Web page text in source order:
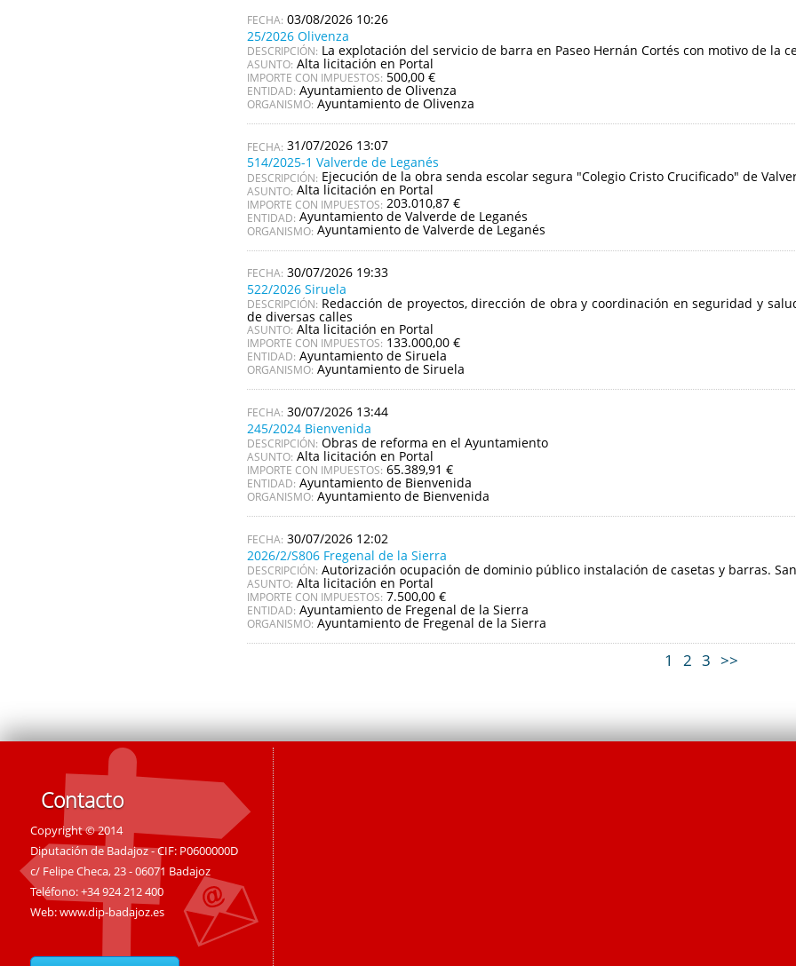
03/08/2026 10:26
25/2026 Olivenza
DESCRIPCIÓN: La explotación del servicio de barra en Paseo Hernán Cortés con motivo de la
ASUNTO: Alta licitación en Portal
IMPORTE CON IMPUESTOS: 500,00 €
ENTIDAD: Ayuntamiento de Olivenza
ORGANISMO: Ayuntamiento de Olivenza
31/07/2026 13:07
514/2025-1 Valverde de Leganés
DESCRIPCIÓN: Ejecución de la obra senda escolar segura "Colegio Cristo Crucificado" de
ASUNTO: Alta licitación en Portal
IMPORTE CON IMPUESTOS: 203.010,87 €
ENTIDAD: Ayuntamiento de Valverde de Leganés
ORGANISMO: Ayuntamiento de Valverde de Leganés
30/07/2026 19:33
522/2026 Siruela
DESCRIPCIÓN: Redacción de proyectos, dirección de obra y coordinación en seguridad y
de diversas calles
ASUNTO: Alta licitación en Portal
IMPORTE CON IMPUESTOS: 133.000,00 €
ENTIDAD: Ayuntamiento de Siruela
ORGANISMO: Ayuntamiento de Siruela
30/07/2026 13:44
245/2024 Bienvenida
DESCRIPCIÓN: Obras de reforma en el Ayuntamiento
ASUNTO: Alta licitación en Portal
IMPORTE CON IMPUESTOS: 65.389,91 €
ENTIDAD: Ayuntamiento de Bienvenida
ORGANISMO: Ayuntamiento de Bienvenida
30/07/2026 12:02
2026/2/S806 Fregenal de la Sierra
DESCRIPCIÓN: Autorización ocupación de dominio público instalación de casetas y barras.
ASUNTO: Alta licitación en Portal
IMPORTE CON IMPUESTOS: 7.500,00 €
ENTIDAD: Ayuntamiento de Fregenal de la Sierra
ORGANISMO: Ayuntamiento de Fregenal de la Sierra
1 2 3 >>
Contacto
Copyright © 2014
Diputación de Badajoz - CIF: P0600000D
c/ Felipe Checa, 23 - 06071 Badajoz
Teléfono: +34 924 212 400
Web:www.dip-badajoz.es